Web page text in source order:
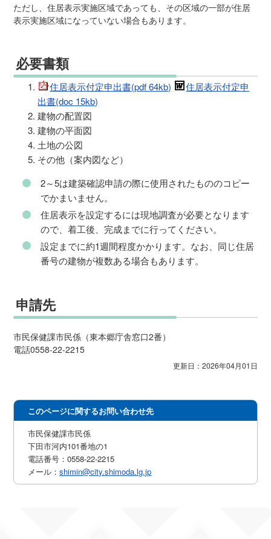
ただし、住居表示実施区域であっても、その区域の一部が住居
表示実施区域になっていない場合もあります。
必要書類
住居表示付定申出書(pdf 64kb)
住居表示付定申
出書(doc 15kb)
建物の配置図
建物の平面図
土地の公図
その他（案内図など）
2～5は建築確認申請の際に使用されたもののコピー
でかまいません。
住居表示を設定するには現地調査が必要となります
ので、着工後、完成までに行ってください。
設定までに約1週間程度かかります。なお、同じ住居
番号の建物が複数ある場合もあります。
申請先
市民保健課市民係（東本郷庁舎窓口2番）
電話0558-22-2215
更新日：2026年04月01日
このページに関するお問い合わせ先
市民保健課市民係
下田市河内101番地の1
電話番号：0558-22-2215
メール：shimin@city.shimoda.lg.jp